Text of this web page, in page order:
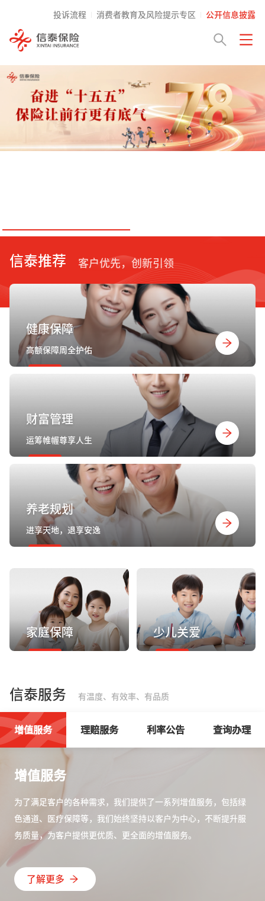
投诉流程 消费者教育及风险提示专区 公开信息披露
信泰推荐 客户优先，创新引领
健康保障
高额保障周全护佑
财富管理
运筹帷幄尊享人生
养老规划
进享天地，退享安逸
家庭保障 少儿关爱
信泰服务 有温度、有效率、有品质
增值服务
为了满足客户的各种需求，我们提供了一系列增值服务，包括绿
色通道、医疗保障等，我们始终坚持以客户为中心，不断提升服
务质量，为客户提供更优质、更全面的增值服务。
了解更多
增值服务 理赔服务 利率公告 查询办理